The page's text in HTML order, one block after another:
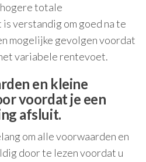
totale
verstandig om goed na te
mogelijke gevolgen voordat
variabele rentevoet.
en kleine
voordat je een
afsluit.
om alle voorwaarden en
door te lezen voordat u